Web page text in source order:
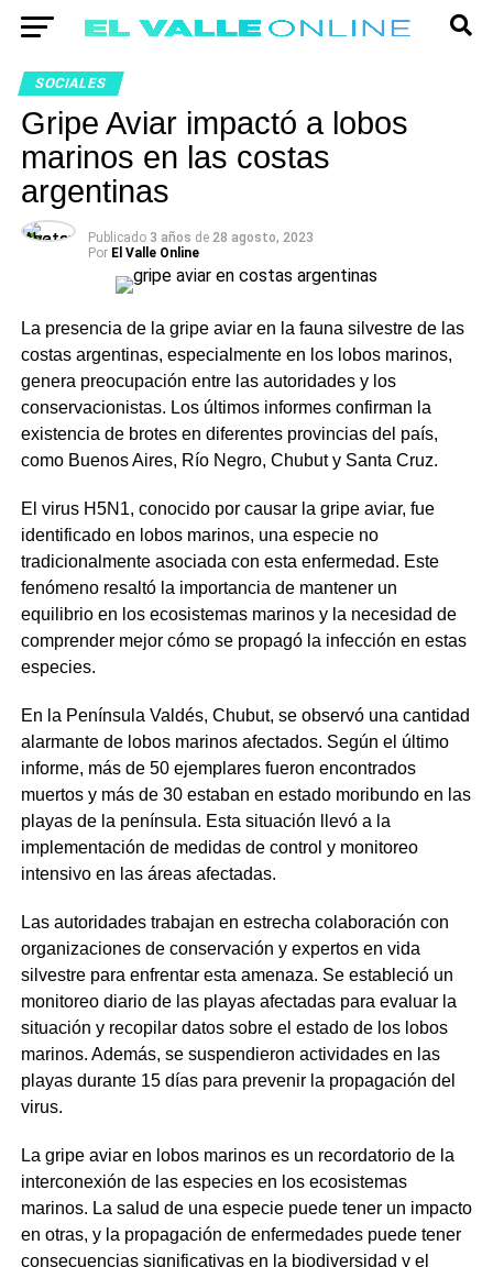
SOCIALES
Gripe Aviar impactó a lobos
marinos en las costas
argentinas
Publicado 3 años de 28 agosto, 2023
Por El Valle Online
La presencia de la gripe aviar en la fauna silvestre de las
costas argentinas, especialmente en los lobos marinos,
genera preocupación entre las autoridades y los
conservacionistas. Los últimos informes confirman la
existencia de brotes en diferentes provincias del país,
como Buenos Aires, Río Negro, Chubut y Santa Cruz.
El virus H5N1, conocido por causar la gripe aviar, fue
identificado en lobos marinos, una especie no
tradicionalmente asociada con esta enfermedad. Este
fenómeno resaltó la importancia de mantener un
equilibrio en los ecosistemas marinos y la necesidad de
comprender mejor cómo se propagó la infección en estas
especies.
En la Península Valdés, Chubut, se observó una cantidad
alarmante de lobos marinos afectados. Según el último
informe, más de 50 ejemplares fueron encontrados
muertos y más de 30 estaban en estado moribundo en las
playas de la península. Esta situación llevó a la
implementación de medidas de control y monitoreo
intensivo en las áreas afectadas.
Las autoridades trabajan en estrecha colaboración con
organizaciones de conservación y expertos en vida
silvestre para enfrentar esta amenaza. Se estableció un
monitoreo diario de las playas afectadas para evaluar la
situación y recopilar datos sobre el estado de los lobos
marinos. Además, se suspendieron actividades en las
playas durante 15 días para prevenir la propagación del
virus.
La gripe aviar en lobos marinos es un recordatorio de la
interconexión de las especies en los ecosistemas
marinos. La salud de una especie puede tener un impacto
en otras, y la propagación de enfermedades puede tener
consecuencias significativas en la biodiversidad y el